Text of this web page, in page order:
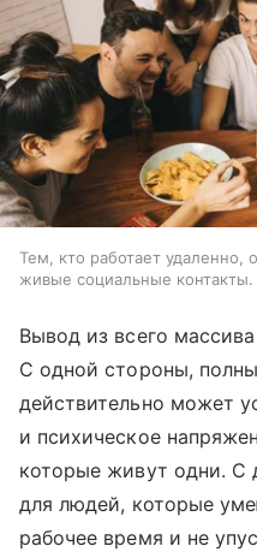
Тем, кто работает удаленно,
живые социальные контакты.
Вывод из всего
С одной стороны,
действительно может
и психическое
которые живут одни. С
для людей, которые
рабочее время и не